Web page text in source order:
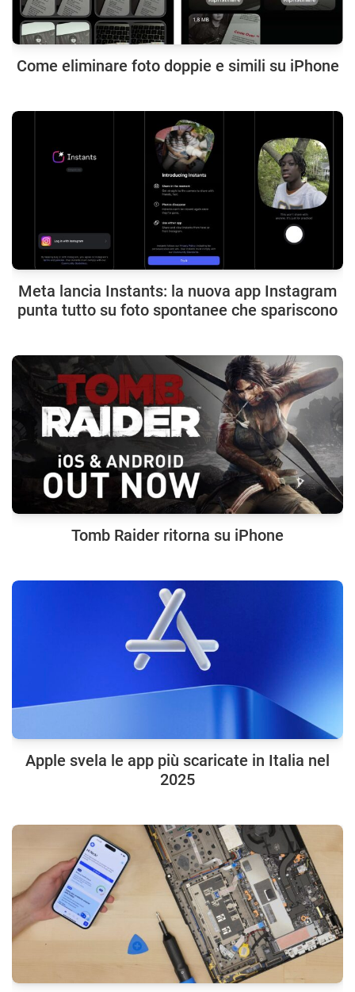
Come eliminare foto doppie e simili su iPhone
Meta lancia Instants: la nuova app Instagram
punta tutto su foto spontanee che spariscono
Tomb Raider ritorna su iPhone
Apple svela le app più scaricate in Italia nel
2025